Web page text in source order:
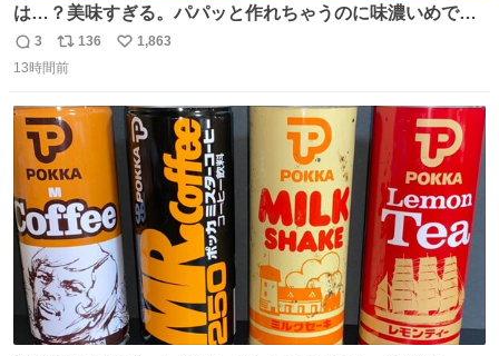
は…？美味すぎる。パパッと作れちゃうのに味濃いめで満
足感エグいの天才だろ🥹
返
信
3
リ
ポ
ト
数
136
い
数
1,863
13時間前